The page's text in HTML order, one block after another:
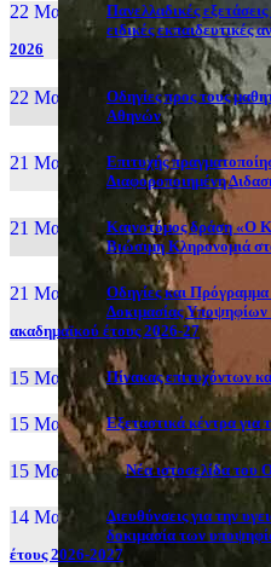
22 Μαι, 26
Πανελλαδικές
ειδικές εκπαιδευτικές
2026
22 Μαι, 26
Οδηγίες προς τους
Αθηνών
21 Μαι, 26
Επιτυχής
Διαφοροποιημένη
21 Μαι, 26
Καινοτόμος δράση «Ο
Βιώσιμη Κληρονομιά
21 Μαι, 26
Οδηγίες και
Δοκιμασίας
ακαδημαϊκού έτους 2026-27
15 Μαι, 26 Πίνακας επιτυχόντων
15 Μαι, 26 Εξεταστικά κέντρα για
15 Μαι, 2026 Νέα ιστοσελίδα του
14 Μαι, 26
Διευθύνσεις για την
δοκιμασία των
έτους 2026-2027